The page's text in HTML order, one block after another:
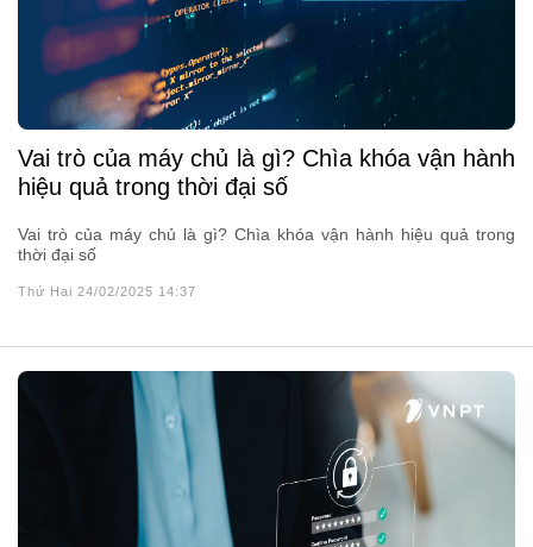
Vai trò của máy chủ là gì? Chìa khóa vận hành
hiệu quả trong thời đại số
Vai trò của máy chủ là gì? Chìa khóa vận hành hiệu quả trong
thời đại số
Thứ Hai 24/02/2025 14:37